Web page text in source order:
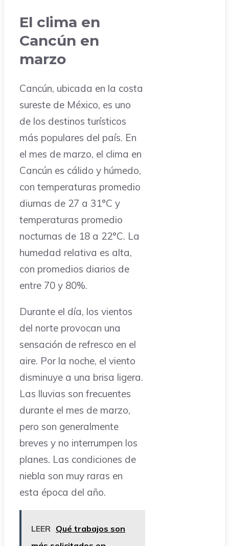
El clima en
Cancún en
marzo
Cancún, ubicada en la costa
sureste de México, es uno
de los destinos turísticos
más populares del país. En
el mes de marzo, el clima en
Cancún es cálido y húmedo,
con temperaturas promedio
diurnas de 27 a 31°C y
temperaturas promedio
nocturnas de 18 a 22°C. La
humedad relativa es alta,
con promedios diarios de
entre 70 y 80%.
Durante el día, los vientos
del norte provocan una
sensación de refresco en el
aire. Por la noche, el viento
disminuye a una brisa ligera.
Las lluvias son frecuentes
durante el mes de marzo,
pero son generalmente
breves y no interrumpen los
planes. Las condiciones de
niebla son muy raras en
esta época del año.
LEER Qué trabajos son